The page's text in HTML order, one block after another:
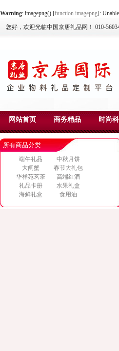
Warning: imagepng() [function.imagepng]:
您好，欢迎光临中国京唐礼品网！ 010-
网站首页 商务精品 时尚
所有商品分类
端午礼品
中秋月饼
大闸蟹
春节大礼包
华祥苑茗茶
高端红酒
礼品卡册
水果礼盒
海鲜礼盒
食用油